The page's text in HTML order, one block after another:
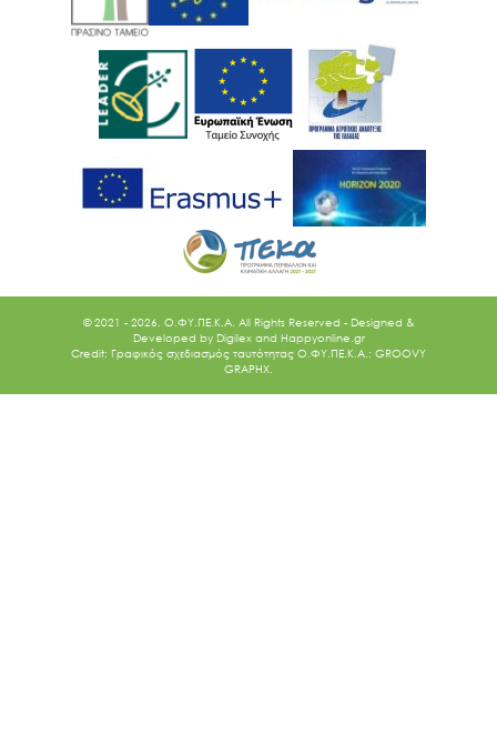
© 2021 - 2026. O.ΦΥ.ΠΕ.Κ.Α. All Rights Reserved - Designed &
Developed by Digilex and Happyonline.gr
Credit: Γραφικός σχεδιασμός ταυτότητας Ο.ΦΥ.ΠΕ.Κ.Α.: GROOVY
GRAPHX.